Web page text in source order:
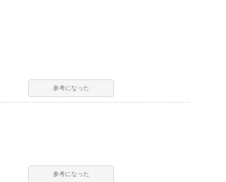
参考になった
参考になった